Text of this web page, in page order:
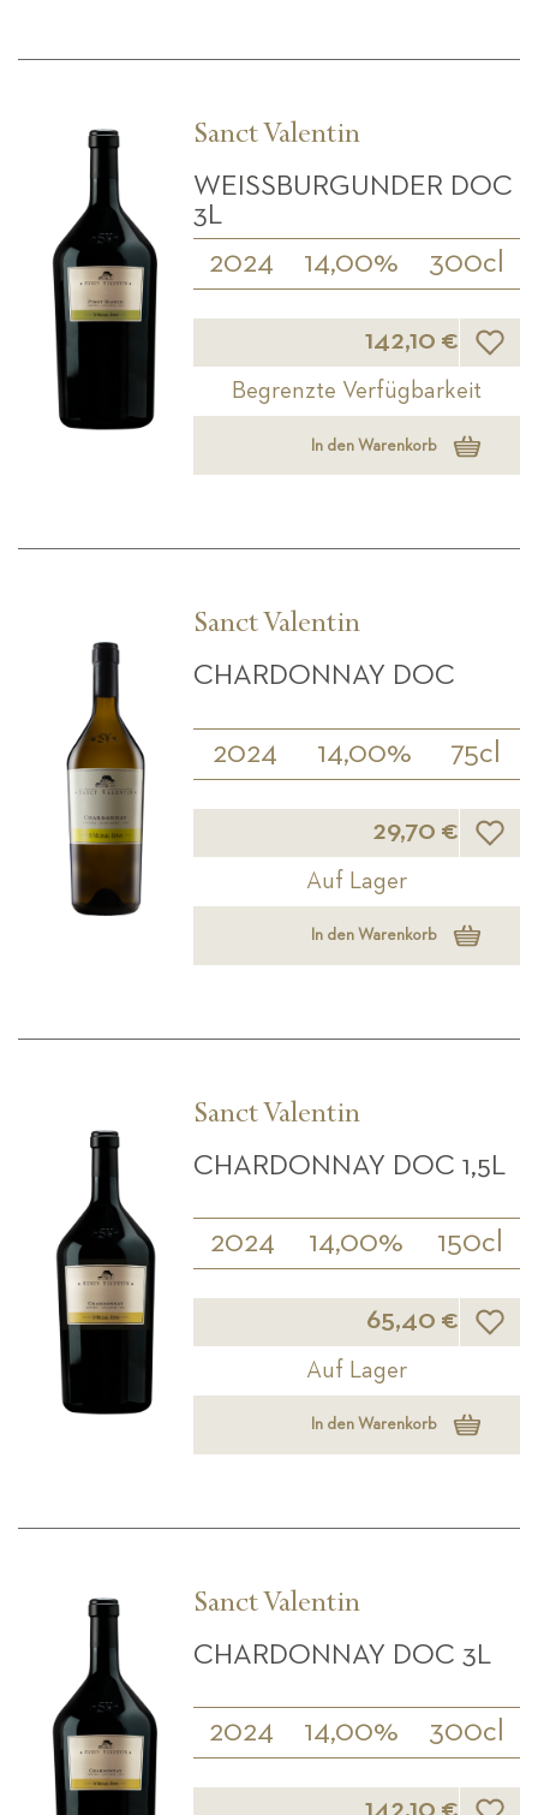
Sanct Valentin
WEISSBURGUNDER DOC 3
L
2024 14,00% 300cl
142,10 €
Begrenzte Verfügbarkeit
In den Warenkorb
Sanct Valentin
CHARDONNAY DOC
2024 14,00% 75cl
29,70 €
Auf Lager
In den Warenkorb
Sanct Valentin
CHARDONNAY DOC 1,5L
2024 14,00% 150cl
65,40 €
Auf Lager
In den Warenkorb
Sanct Valentin
CHARDONNAY DOC 3L
2024 14,00% 300cl